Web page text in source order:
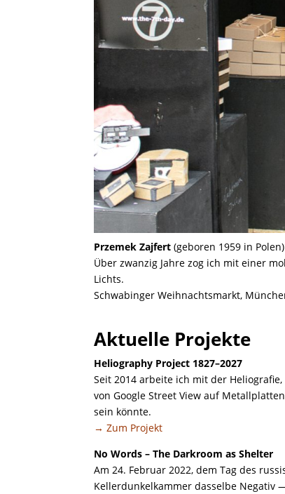
Przemek Zajfert (geboren 1959 in Polen)
Über zwanzig Jahre zog ich mit einer
Lichts.
Schwabinger Weihnachtsmarkt,
Aktuelle Projekte
Heliography Project 1827–2027
Seit 2014 arbeite ich mit der
von Google Street View auf
sein könnte.
→ Zum Projekt
No Words – The Darkroom as Shelter
Am 24. Februar 2022, dem Tag des
Kellerdunkelkammer dasselbe Negativ